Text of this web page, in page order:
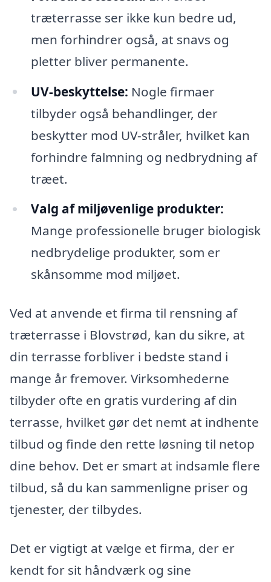
træterrasse ser ikke kun bedre ud,
men forhindrer også, at snavs og
pletter bliver permanente.
UV-beskyttelse: Nogle firmaer
tilbyder også behandlinger, der
beskytter mod UV-stråler, hvilket kan
forhindre falmning og nedbrydning af
træet.
Valg af miljøvenlige produkter:
Mange professionelle bruger biologisk
nedbrydelige produkter, som er
skånsomme mod miljøet.
Ved at anvende et firma til rensning af
træterrasse i Blovstrød, kan du sikre, at
din terrasse forbliver i bedste stand i
mange år fremover. Virksomhederne
tilbyder ofte en gratis vurdering af din
terrasse, hvilket gør det nemt at indhente
tilbud og finde den rette løsning til netop
dine behov. Det er smart at indsamle flere
tilbud, så du kan sammenligne priser og
tjenester, der tilbydes.
Det er vigtigt at vælge et firma, der er
kendt for sit håndværk og sine